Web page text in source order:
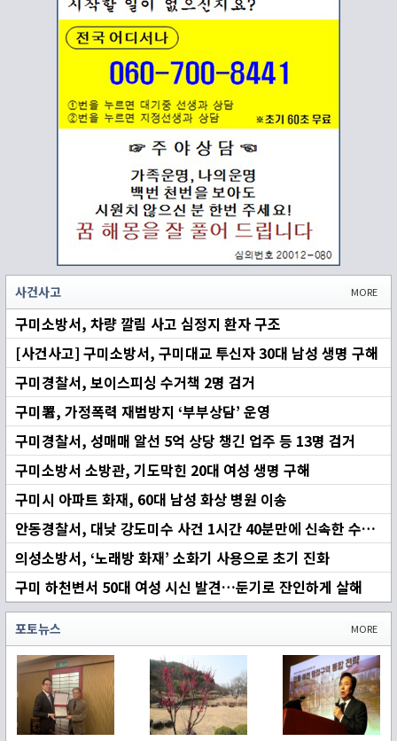
MORE
사건사고
구미소방서, 차량 깔림 사고 심정지 환자 구조
[사건사고] 구미소방서, 구미대교 투신자 30대 남성 생명 구해
구미경찰서, 보이스피싱 수거책 2명 검거
구미署, 가정폭력 재범방지 ‘부부상담’ 운영
구미경찰서, 성매매 알선 5억 상당 챙긴 업주 등 13명 검거
구미소방서 소방관, 기도막힌 20대 여성 생명 구해
구미시 아파트 화재, 60대 남성 화상 병원 이송
안동경찰서, 대낮 강도미수 사건 1시간 40분만에 신속한 수사로 조기 검거
의성소방서, ‘노래방 화재’ 소화기 사용으로 초기 진화
구미 하천변서 50대 여성 시신 발견…둔기로 잔인하게 살해
MORE
포토뉴스